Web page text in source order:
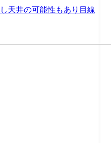
天井の可能性もあり目線